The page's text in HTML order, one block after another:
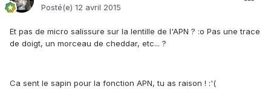
Posté(e) 12 avril 2015
Et pas de micro salissure sur la lentille de l'APN ? :o Pas une trace
de doigt, un morceau de cheddar, etc... ?
Ca sent le sapin pour la fonction APN, tu as raison ! :'(